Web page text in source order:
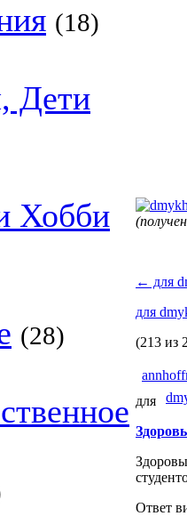
(18)
Дети
Хобби
(28)
← для
для
(213 из
для
Ответ